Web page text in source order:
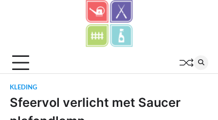
KLEDING
Sfeervol verlicht met Saucer